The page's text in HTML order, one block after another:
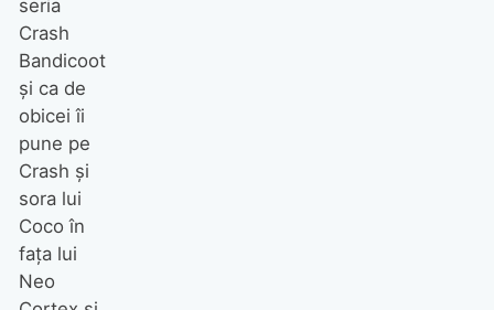
seria
Crash
Bandicoot
şi ca de
obicei îi
pune pe
Crash şi
sora lui
Coco în
faţa lui
Neo